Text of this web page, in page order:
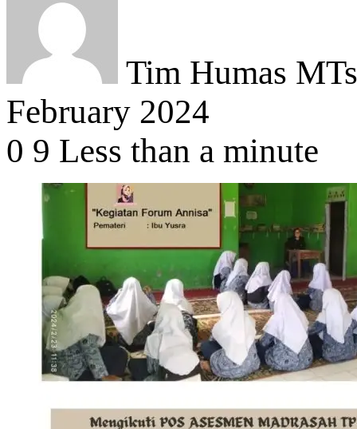
Tim Humas
February 2024
0 9 Less than a minute